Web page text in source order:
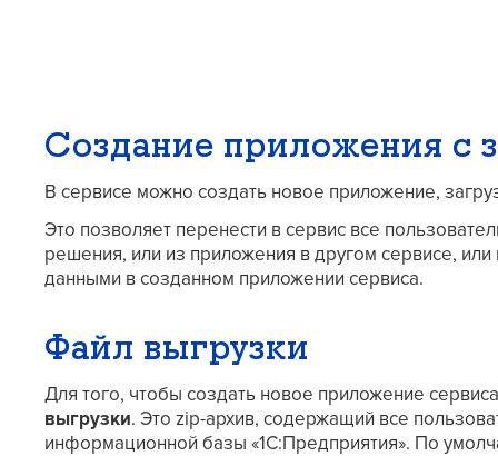
Создание приложения с
В сервисе можно создать новое приложение,
Это позволяет перенести в сервис все
решения, или из приложения в другом сервисе,
данными в созданном приложении сервиса.
Файл выгрузки
Для того, чтобы создать новое приложение
выгрузки. Это zip-архив, содержащий все
информационной базы «1С:Предприятия». По